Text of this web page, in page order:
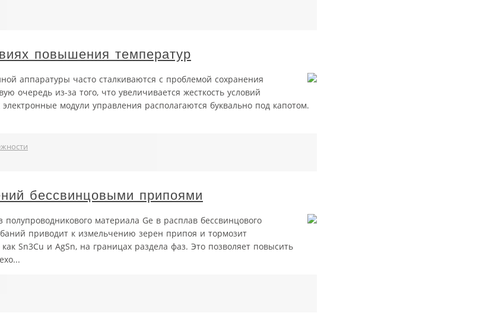
повышения температур
аппаратуры часто сталкиваются с проблемой сохранения
очередь из-за того, что увеличивается жесткость условий
модули управления располагаются буквально под капотом.
бессвинцовыми припоями
материала Ge в расплав бессвинцового
приводит к измельчению зерен припоя и тормозит
Sn3Cu и AgSn, на границах раздела фаз. Это позволяет повысить